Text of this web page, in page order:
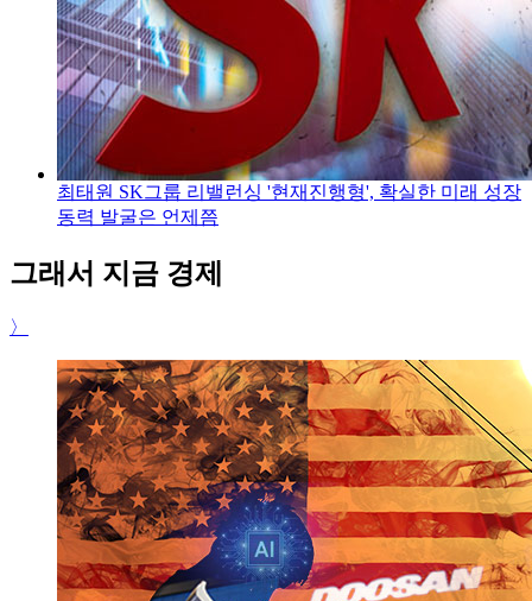
최태원 SK그룹 리밸런싱 '현재진행형', 확실한 미래 성장
동력 발굴은 언제쯤
그래서 지금 경제
〉